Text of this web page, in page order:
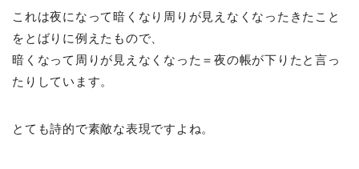
これは夜になって暗くなり周りが見えなくなったきたこと
をとばりに例えたもので、
暗くなって周りが見えなくなった＝夜の帳が下りたと言っ
たりしています。
とても詩的で素敵な表現ですよね。